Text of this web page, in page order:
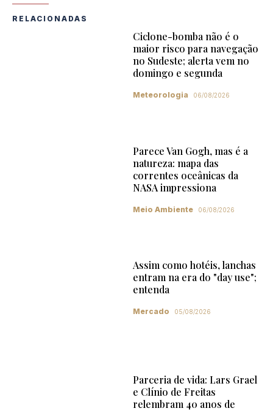
RELACIONADAS
Ciclone-bomba não é o
maior risco para navegação
no Sudeste; alerta vem no
domingo e segunda
Meteorologia 06/08/2026
Parece Van Gogh, mas é a
natureza: mapa das
correntes oceânicas da
NASA impressiona
Meio Ambiente 06/08/2026
Assim como hotéis, lanchas
entram na era do "day use";
entenda
Mercado 05/08/2026
Parceria de vida: Lars Grael
e Clínio de Freitas
relembram 40 anos de